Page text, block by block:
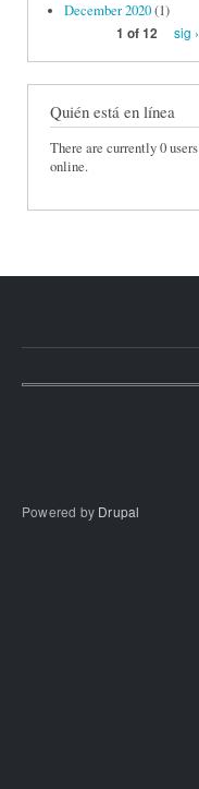
December 2020(1)
1 of 12
sig ›
Quién está en línea
There are currently 0 users
online.
Powered by Drupal